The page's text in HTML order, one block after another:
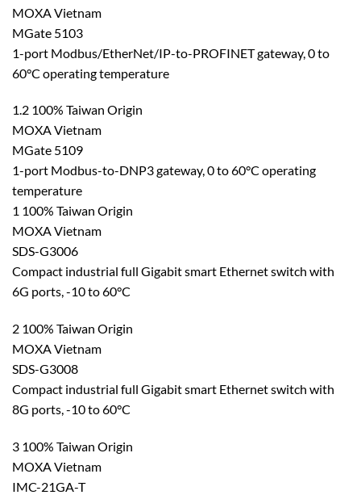
MOXA Vietnam
MGate 5103
1-port Modbus/EtherNet/IP-to-PROFINET gateway, 0 to
60°C operating temperature
1.2 100% Taiwan Origin
MOXA Vietnam
MGate 5109
1-port Modbus-to-DNP3 gateway, 0 to 60°C operating
temperature
1 100% Taiwan Origin
MOXA Vietnam
SDS-G3006
Compact industrial full Gigabit smart Ethernet switch with
6G ports, -10 to 60°C
2 100% Taiwan Origin
MOXA Vietnam
SDS-G3008
Compact industrial full Gigabit smart Ethernet switch with
8G ports, -10 to 60°C
3 100% Taiwan Origin
MOXA Vietnam
IMC-21GA-T